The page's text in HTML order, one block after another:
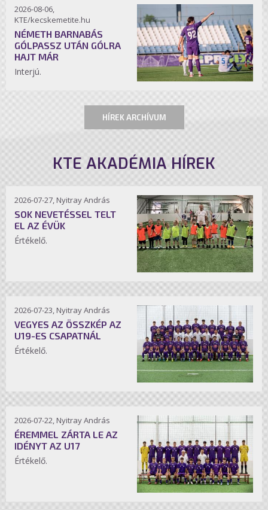
2026-08-06,
KTE/kecskemetite.hu
NÉMETH BARNABÁS
GÓLPASSZ UTÁN GÓLRA
HAJT MÁR
Interjú.
HÍREK ARCHÍVUM
KTE AKADÉMIA HÍREK
2026-07-27, Nyitray András
SOK NEVETÉSSEL TELT
EL AZ ÉVÜK
Értékelő.
2026-07-23, Nyitray András
VEGYES AZ ÖSSZKÉP AZ
U19-ES CSAPATNÁL
Értékelő.
2026-07-22, Nyitray András
ÉREMMEL ZÁRTA LE AZ
IDÉNYT AZ U17
Értékelő.